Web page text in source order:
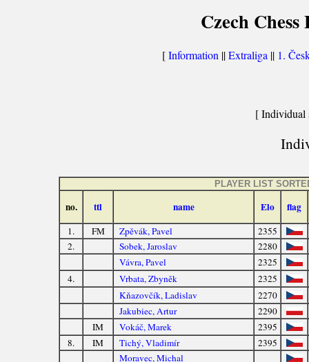
Czech
[Information ||Extraliga || 1.
[ Individual
PLAYER LIST
no. ttl name Elo flag
1. FM Zpěvák, Pavel
2355
2.
Sobek, Jaroslav
2280
Vávra, Pavel
2325
4.
Vrbata, Zbyněk
2325
Kňazovčík, Ladislav
2270
Jakubiec, Artur
2290
IM
Vokáč, Marek
2395
8.
IM Tichý, Vladimír
2395
Moravec, Michal